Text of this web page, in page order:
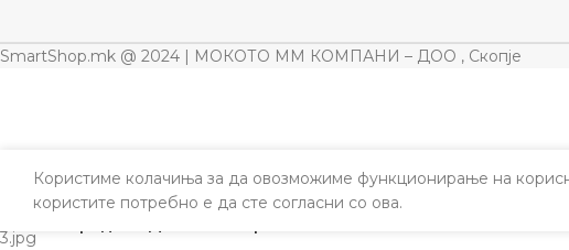
SmartShop.mk @ 2024 | МОКОТО ММ КОМПАНИ – ДОО , Скопје
Користиме колачиња за да овозможиме функционирање на
користите потребно е да сте согласни со ова.